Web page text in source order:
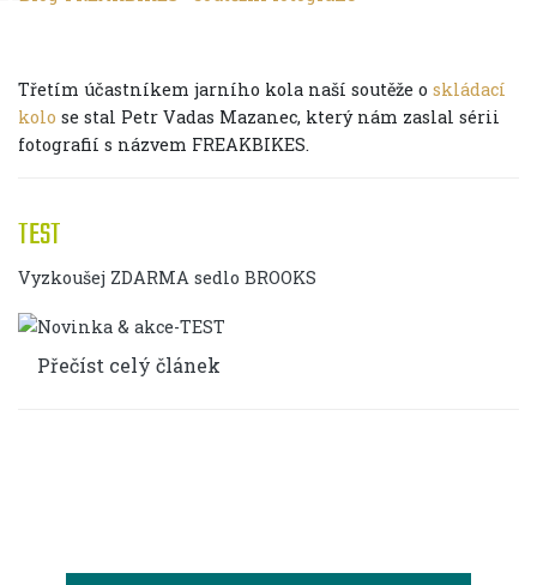
TEST
Vyzkoušej ZDARMA sedlo BROOKS
Přečíst celý článek
Třetím účastníkem jarního kola naší soutěže o skládací
kolo se stal Petr Vadas Mazanec, který nám zaslal sérii
fotografií s názvem FREAKBIKES.